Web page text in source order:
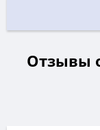
Отзывы